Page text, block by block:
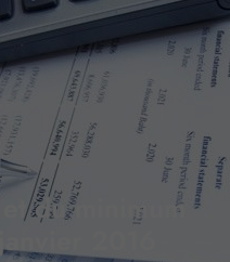
du minimum
2016